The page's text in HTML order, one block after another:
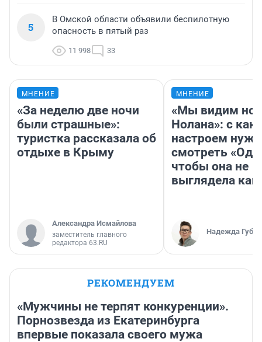
5
В Омской области объявили беспилотную
опасность в пятый раз
11 998 33
МНЕНИЕ
«За неделю две ночи
были страшные»:
туристка рассказала об
отдыхе в Крыму
Александра Исмайлова
заместитель главного
редактора 63.RU
МНЕНИЕ
«Мы видим
Нолана»: с
настроем
смотреть
чтобы она не
выглядела как
Надежда
РЕКОМЕНДУЕМ
«Мужчины не терпят конкуренции».
Порнозвезда из Екатеринбурга
впервые показала своего мужа